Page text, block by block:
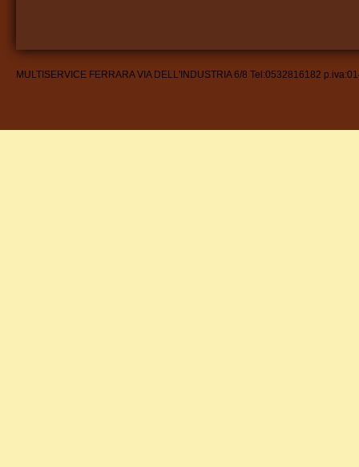
MULTISERVICE FERRARA VIA DELL'INDUSTRIA 6/8 Tel:0532816182